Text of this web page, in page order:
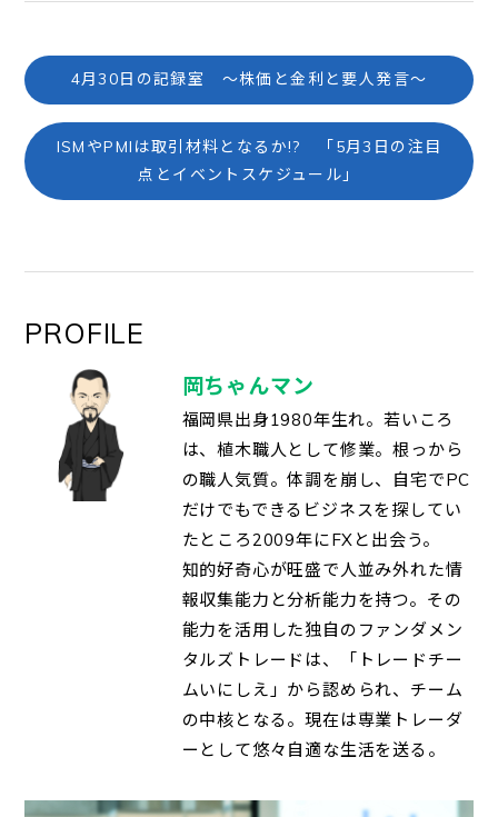
4月30日の記録室 ～株価と金利と要人発言～
ISMやPMIは取引材料となるか!? 「5月3日の注目
点とイベントスケジュール」
PROFILE
岡ちゃんマン
福岡県出身1980年生れ。若いころ
は、植木職人として修業。根っから
の職人気質。体調を崩し、自宅でPC
だけでもできるビジネスを探してい
たところ2009年にFXと出会う。
知的好奇心が旺盛で人並み外れた情
報収集能力と分析能力を持つ。その
能力を活用した独自のファンダメン
タルズトレードは、「トレードチー
ムいにしえ」から認められ、チーム
の中核となる。現在は専業トレーダ
ーとして悠々自適な生活を送る。